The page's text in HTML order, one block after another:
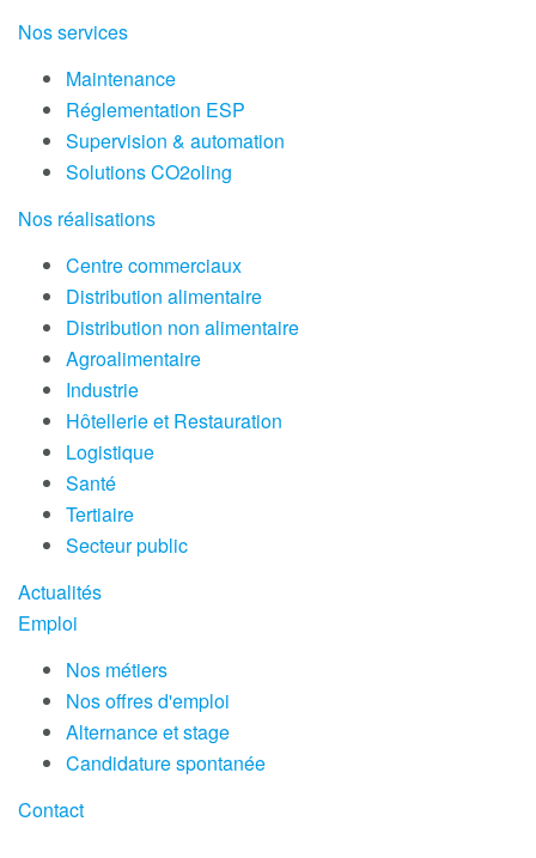
Nos services
Maintenance
Réglementation ESP
Supervision & automation
Solutions CO2oling
Nos réalisations
Centre commerciaux
Distribution alimentaire
Distribution non alimentaire
Agroalimentaire
Industrie
Hôtellerie et Restauration
Logistique
Santé
Tertiaire
Secteur public
Actualités
Emploi
Nos métiers
Nos offres d'emploi
Alternance et stage
Candidature spontanée
Contact